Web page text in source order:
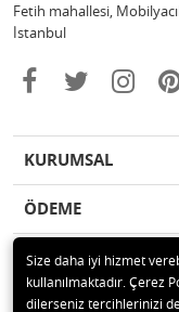
Fetih mahallesi,
İstanbul
KURUMSAL
ÖDEME
İLETİŞİM
Size daha iyi hizmet
kullanılmaktadır. Çerez
dilerseniz tercihlerinizi